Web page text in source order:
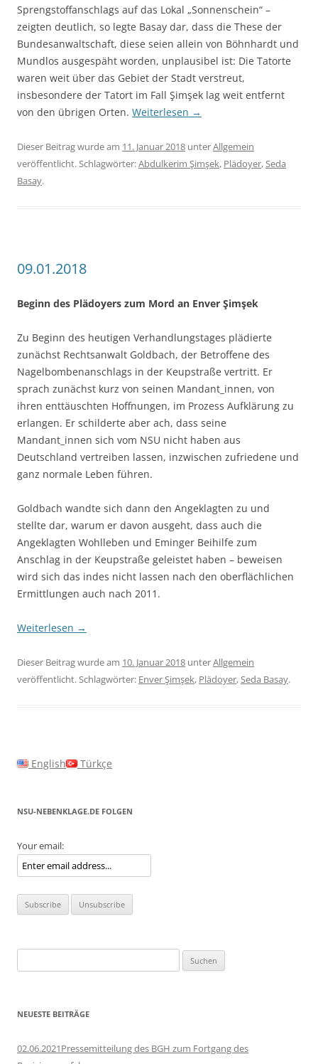
Sprengstoffanschlags auf das Lokal „Sonnenschein“ –
zeigten deutlich, so legte Basay dar, dass die These der
Bundesanwaltschaft, diese seien allein von Böhnhardt und
Mundlos ausgespäht worden, unplausibel ist: Die Tatorte
waren weit über das Gebiet der Stadt verstreut,
insbesondere der Tatort im Fall Şimşek lag weit entfernt
von den übrigen Orten. Weiterlesen →
Dieser Beitrag wurde am 11. Januar 2018 unterAllgemein
veröffentlicht. Schlagwörter:Abdulkerim Şimşek, Plädoyer,Seda
Basay.
09.01.2018
Beginn des Plädoyers zum Mord an Enver Şimşek
Zu Beginn des heutigen Verhandlungstages plädierte
zunächst Rechtsanwalt Goldbach, der Betroffene des
Nagelbombenanschlags in der Keupstraße vertritt. Er
sprach zunächst kurz von seinen Mandant_innen, von
ihren enttäuschten Hoffnungen, im Prozess Aufklärung zu
erlangen. Er schilderte aber ach, dass seine
Mandant_innen sich vom NSU nicht haben aus
Deutschland vertreiben lassen, inzwischen zufriedene und
ganz normale Leben führen.
Goldbach wandte sich dann den Angeklagten zu und
stellte dar, warum er davon ausgeht, dass auch die
Angeklagten Wohlleben und Eminger Beihilfe zum
Anschlag in der Keupstraße geleistet haben – beweisen
wird sich das indes nicht lassen nach den oberflächlichen
Ermittlungen auch nach 2011.
Weiterlesen →
Dieser Beitrag wurde am 10. Januar 2018 unterAllgemein
veröffentlicht. Schlagwörter: Enver Şimşek, Plädoyer,Seda Basay.
English Türkçe
NSU-NEBENKLAGE.DE FOLGEN
Your email:
nach:
NEUESTE BEITRÄGE
02.06.2021Pressemitteilung des BGH zum Fortgang des